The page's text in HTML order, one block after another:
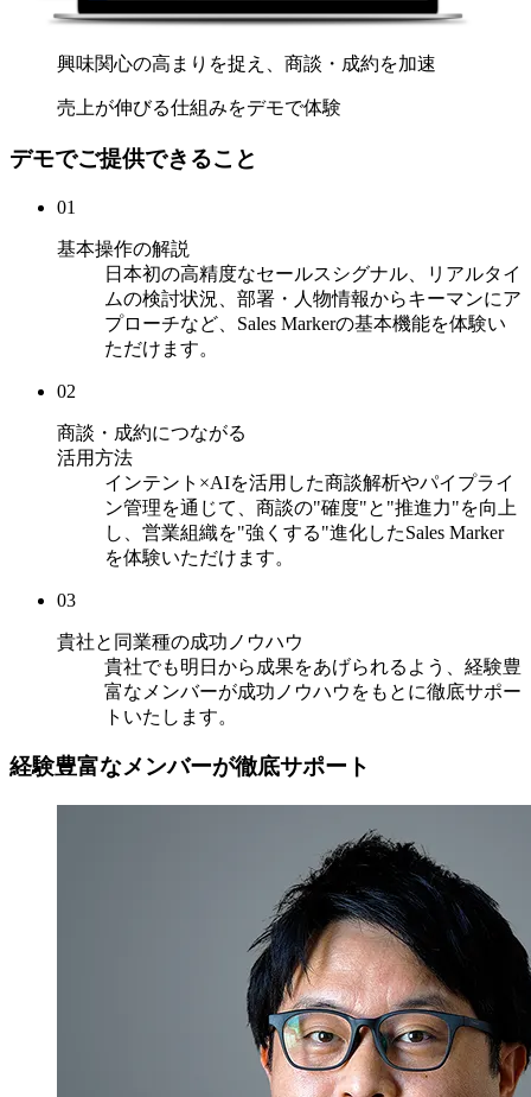
興味関心の高まりを捉え、商談・成約を加速
売上が伸びる仕組みをデモで体験
デモでご提供できること
01
基本操作の解説
日本初の高精度なセールスシグナル、リアルタイ
ムの検討状況、部署・人物情報からキーマンにア
プローチなど、Sales Markerの基本機能を体験い
ただけます。
02
商談・成約につながる
活用方法
インテント×AIを活用した商談解析やパイプライ
ン管理を通じて、商談の"確度"と"推進力"を向上
し、営業組織を"強くする"進化したSales Marker
を体験いただけます。
03
貴社と同業種の成功ノウハウ
貴社でも明日から成果をあげられるよう、経験豊
富なメンバーが成功ノウハウをもとに徹底サポー
トいたします。
経験豊富なメンバーが徹底サポート